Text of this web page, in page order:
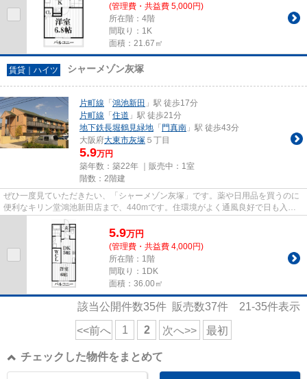
(管理費・共益費 5,000円)
所在階：4階
間取り：1K
面積：21.67㎡
賃貸｜ハイツ シャーメゾン灰塚
片町線 「 鴻池新田 」駅 徒歩17分
片町線 「 住道 」駅 徒歩21分
地下鉄長堀鶴見緑地 「 門真南 」駅 徒歩43分
大阪府大東市灰塚 ５丁目
5.9万円
築年数：築22年 ｜販売中： 1室
階数：2階建
ぜひ一度見ていただきたい、「シャーメゾン灰塚」です。薬や日用品を買うのに
便利なキリン堂鴻池新田店まで、440mです。住環境がよく通風良好で日も入る
物件をご提供します。2駅利用が...
5.9万円
(管理費・共益費 4,000円)
所在階：1階
間取り：1DK
面積：36.00㎡
該当公開件数35件 販売数37件 21-35件表示
<<前へ 1 2 次へ>> 最初
チェックした物件をまとめて